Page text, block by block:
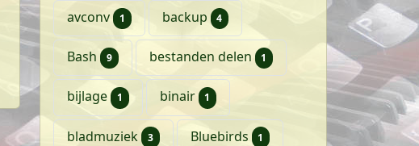
avconv 1 artikelbackup 4 artikelen
Bash 9 artikelenbestanden delen 1 artikel
bijlage 1 artikelbinair 1 artikel
bladmuziek 3 artikelenBluebirds 1 artikel